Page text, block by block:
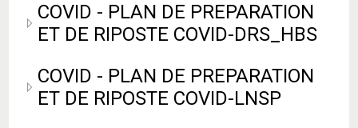
COVID - PLAN DE PREPARATION
ET DE RIPOSTE COVID-DRS_HBS
COVID - PLAN DE PREPARATION
ET DE RIPOSTE COVID-LNSP